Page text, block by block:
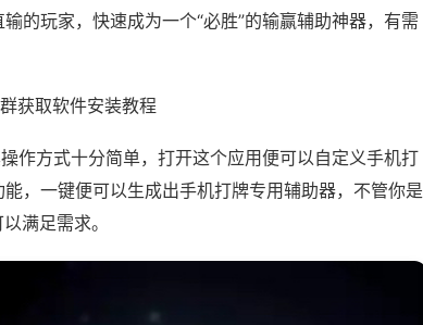
的玩家，快速成为一个“必胜”的输赢辅助神器，有需
获取软件安装教程
作方式十分简单，打开这个应用便可以自定义手机打
，一键便可以生成出手机打牌专用辅助器，不管你是
满足需求。